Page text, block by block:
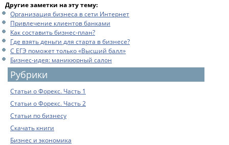
Другие заметки на эту тему:
Организация бизнеса в сети Интернет
Привлечение клиентов банками
Как составить бизнес-план?
Где взять деньги для старта в бизнесе?
С ЕГЭ поможет только «Высший балл»
Бизнес-идея: маникюрный салон
Рубрики
Статьи о Форекс. Часть 1
Статьи о Форекс. Часть 2
Статьи по бизнесу
Скачать книги
Бизнес и экономика